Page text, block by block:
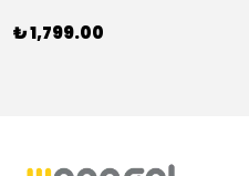
₺ 1,799.00